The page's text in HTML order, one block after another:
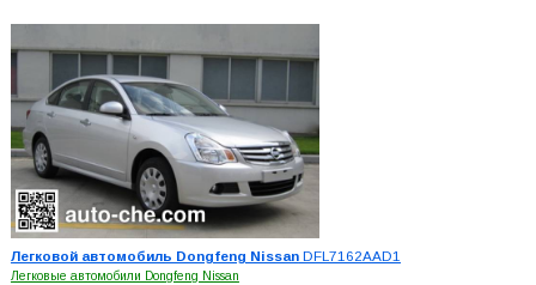
Легковой автомобиль Dongfeng NissanDFL7162AAD1
Легковые автомобили Dongfeng Nissan